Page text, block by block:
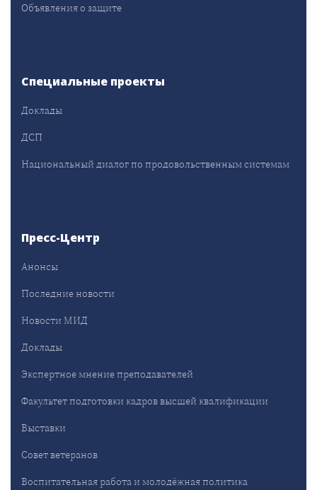
Объявления о защите
Специальные проекты
Доклады
ДСП
Национальный диалог по продовольственным системам
Пресс-Центр
Анонсы
Последние новости
Новости МИД
Доклады
Экспертное мнение преподавателей
Факультет подготовки кадров высшей квалификации
Выставки
Совет ветеранов
Воспитательная работа и молодёжная политика